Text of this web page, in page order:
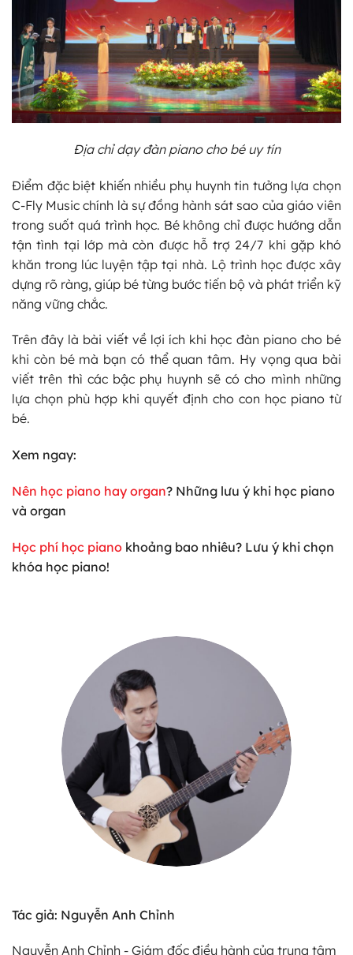
Địa chỉ dạy đàn piano cho bé uy tín
Điểm đặc biệt khiến nhiều phụ huynh tin tưởng lựa chọn
C-Fly Music chính là sự đồng hành sát sao của giáo viên
trong suốt quá trình học. Bé không chỉ được hướng dẫn
tận tình tại lớp mà còn được hỗ trợ 24/7 khi gặp khó
khăn trong lúc luyện tập tại nhà. Lộ trình học được xây
dựng rõ ràng, giúp bé từng bước tiến bộ và phát triển kỹ
năng vững chắc.
Trên đây là bài viết về lợi ích khi học đàn piano cho bé
khi còn bé mà bạn có thể quan tâm. Hy vọng qua bài
viết trên thì các bậc phụ huynh sẽ có cho mình những
lựa chọn phù hợp khi quyết định cho con học piano từ
bé.
Xem ngay:
Nên học piano hay organ? Những lưu ý khi học piano
và organ
Học phí học piano khoảng bao nhiêu? Lưu ý khi chọn
khóa học piano!
Tác giả: Nguyễn Anh Chỉnh
Nguyễn Anh Chỉnh - Giám đốc điều hành của trung tâm